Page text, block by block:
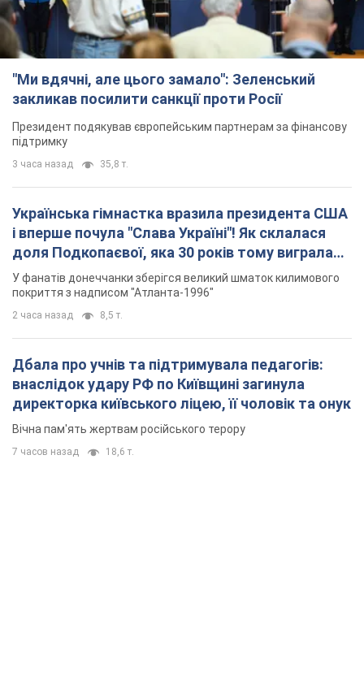
"Ми вдячні, але цього замало": Зеленський
закликав посилити санкції проти Росії
Президент подякував європейським партнерам за фінансову
підтримку
3 часа назад 35,8 т.
Українська гімнастка вразила президента США
і вперше почула "Слава Україні"! Як склалася
доля Подкопаєвої, яка 30 років тому виграла
"золото" Олімпіади
У фанатів донеччанки зберігся великий шматок килимового
покриття з надписом "Атланта-1996"
2 часа назад 8,5 т.
Дбала про учнів та підтримувала педагогів:
внаслідок удару РФ по Київщині загинула
директорка київського ліцею, її чоловік та онук
Вічна пам'ять жертвам російського терору
7 часов назад 18,6 т.